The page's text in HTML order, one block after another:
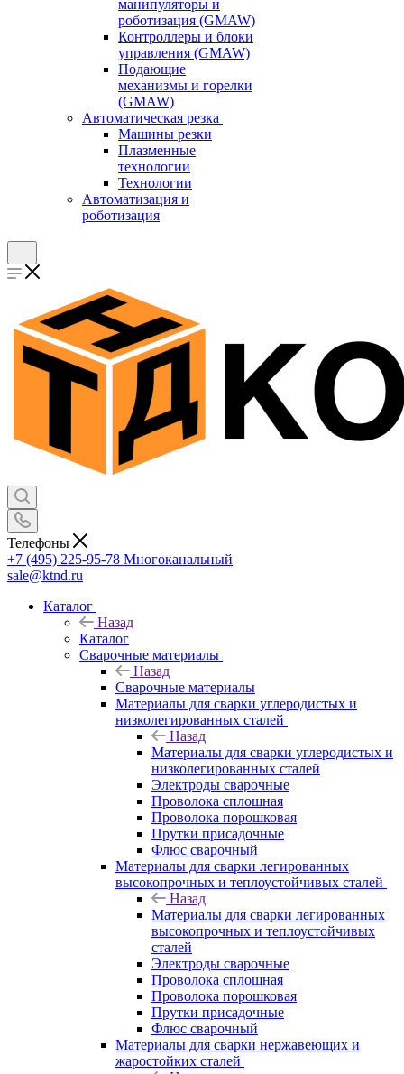
манипуляторы и
роботизация (GMAW)
Контроллеры и блоки
управления (GMAW)
Подающие
механизмы и горелки
(GMAW)
Автоматическая резка
Машины резки
Плазменные
технологии
Технологии
Автоматизация и
роботизация
Телефоны
+7 (495) 225-95-78 Многоканальный
sale@ktnd.ru
Каталог
Назад
Каталог
Сварочные материалы
Назад
Сварочные материалы
Материалы для сварки углеродистых и
низколегированных сталей
Назад
Материалы для сварки углеродистых и
низколегированных сталей
Электроды сварочные
Проволока сплошная
Проволока порошковая
Прутки присадочные
Флюс сварочный
Материалы для сварки легированных
высокопрочных и теплоустойчивых сталей
Назад
Материалы для сварки легированных
высокопрочных и теплоустойчивых
сталей
Электроды сварочные
Проволока сплошная
Проволока порошковая
Прутки присадочные
Флюс сварочный
Материалы для сварки нержавеющих и
жаростойких сталей